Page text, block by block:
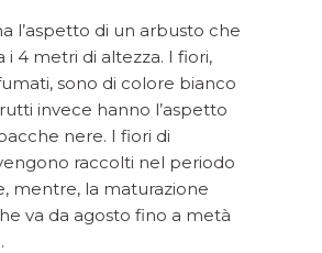
l’aspetto di un arbusto che
i 4 metri di altezza. I fiori,
sono di colore bianco
invece hanno l’aspetto
nere. I fiori di
raccolti nel periodo
mentre, la maturazione
va da agosto fino a metà